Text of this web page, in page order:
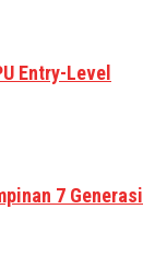
Entry-Level
7 Generasi